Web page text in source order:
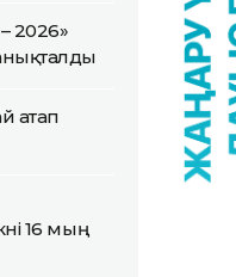
2026»
атап
16 мың